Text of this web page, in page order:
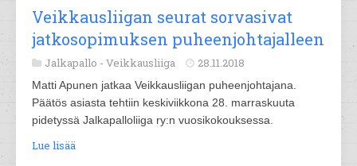
Veikkausliigan seurat sorvasivat
jatkosopimuksen puheenjohtajalleen
Jalkapallo - Veikkausliiga 28.11.2018
Matti Apunen jatkaa Veikkausliigan puheenjohtajana.
Päätös asiasta tehtiin keskiviikkona 28. marraskuuta
pidetyssä Jalkapalloliiga ry:n vuosikokouksessa.
Lue lisää